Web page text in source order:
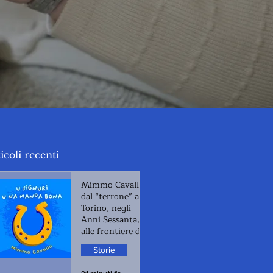
Mimmo Cavallo,
dal “terrone” a
Torino, negli
Anni Sessanta,
alle frontiere di
oggiStorie
recenti